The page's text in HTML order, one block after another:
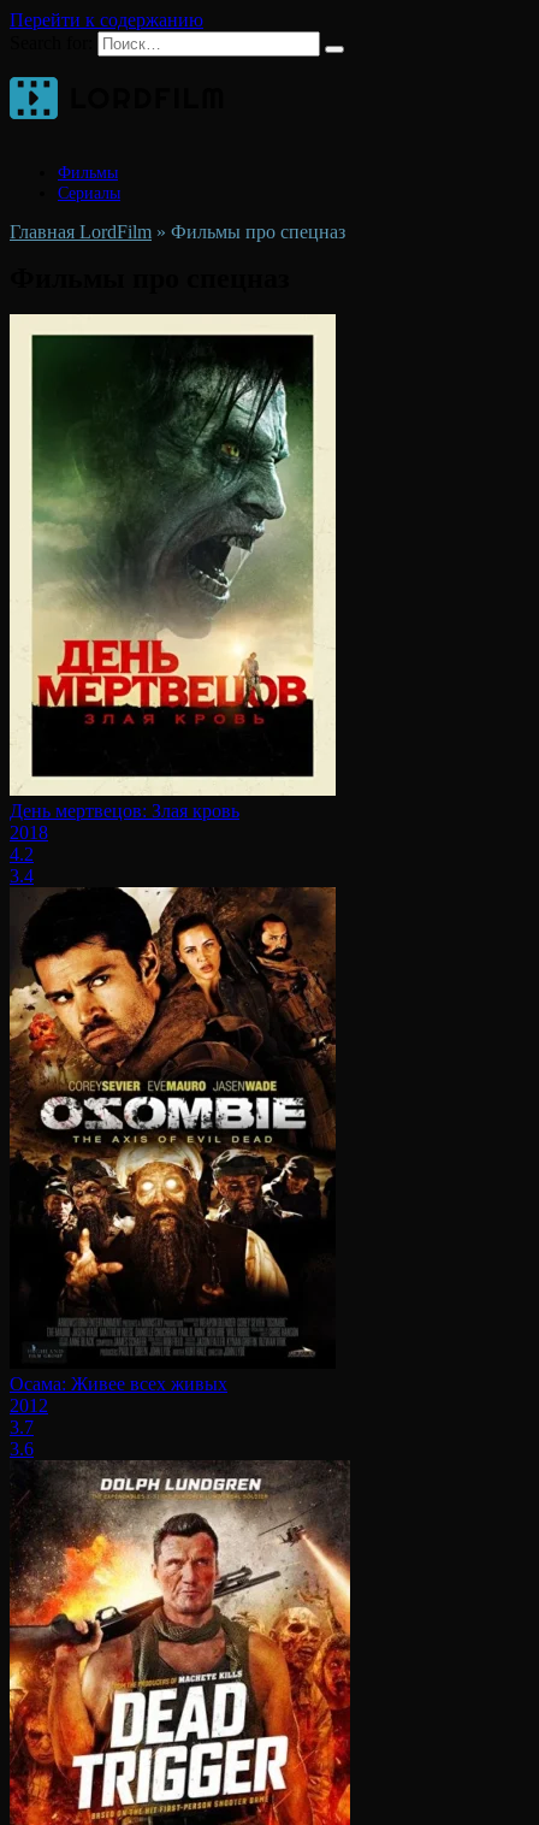
Перейти к содержанию
Фильмы
Сериалы
Главная LordFilm » Фильмы про спецназ
День мертвецов: Злая кровь
2018
4.2
3.4
Осама: Живее всех живых
2012
3.7
3.6